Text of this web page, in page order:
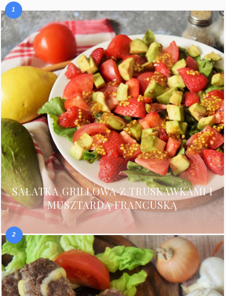
SAŁATKA GRILLOWA Z TRUSKAWKAMI I
MUSZTARDĄ FRANCUSKĄ